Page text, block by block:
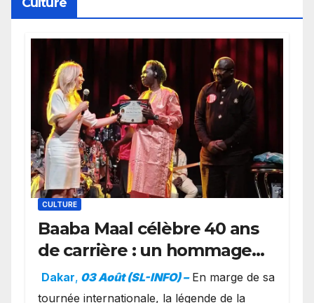
CULTURE
Baaba Maal célèbre 40 ans
de carrière : un hommage
exceptionnel à Oslo en
présence de la famille
Dakar, 03 Août (SL-INFO) – ​En marge de sa
tournée internationale, la légende de la